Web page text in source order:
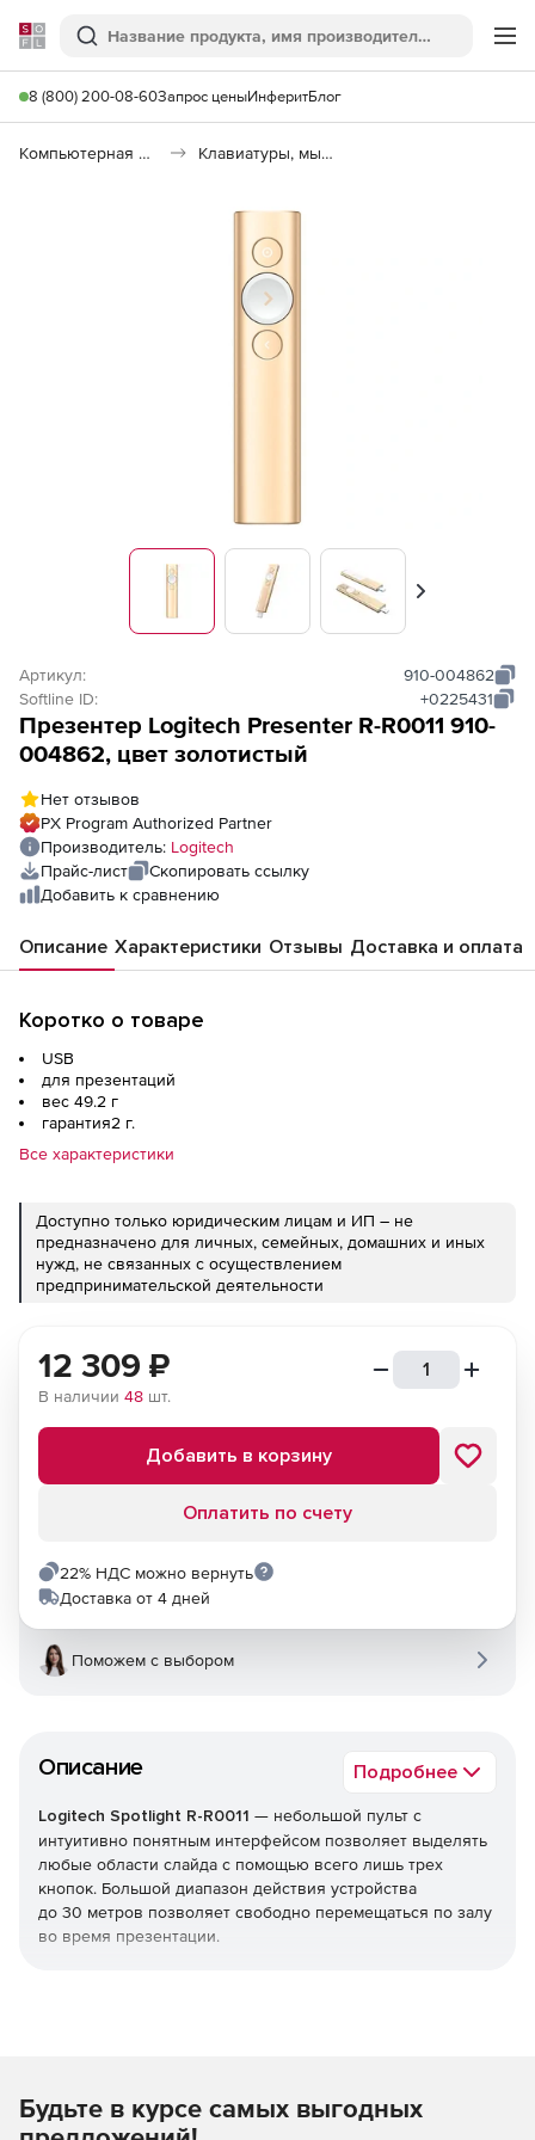
Softline
Поиск
8 (800) 200-08-60Запрос ценыИнферитБлог
Компьютерная периферия Клавиатуры, мыши, комплекты
Вперед
Артикул:
910-004862
Softline ID:
+0225431
Презентер Logitech Presenter R-R0011 910-
004862, цвет золотистый
Нет отзывов
PX Program Authorized Partner
Производитель: Logitech
Прайс-лист
Скопировать ссылку
Добавить к сравнению
Описание Характеристики Отзывы Доставка и оплата
Коротко о товаре
USB
для презентаций
вес 49.2 г
гарантия2 г.
Все характеристики
Доступно только юридическим лицам и ИП – не
предназначено для личных, семейных, домашних и иных
нужд, не связанных с осуществлением
предпринимательской деятельности
Описание Подробнее
Logitech Spotlight R-R0011 — небольшой пульт с
интуитивно понятным интерфейсом позволяет выделять
любые области слайда с помощью всего лишь трех
кнопок. Большой диапазон действия устройства
до 30 метров позволяет свободно перемещаться по залу
во время презентации.
Spotlight мгновенно подключается к любому
совместимому компьютеру через USB-приемник или с
12 309 ₽
В наличии 48 шт.
Добавить в корзину
Оплатить по счету
22% НДС можно вернуть
Доставка от 4 дней
Поможем с выбором
Будьте в курсе самых выгодных